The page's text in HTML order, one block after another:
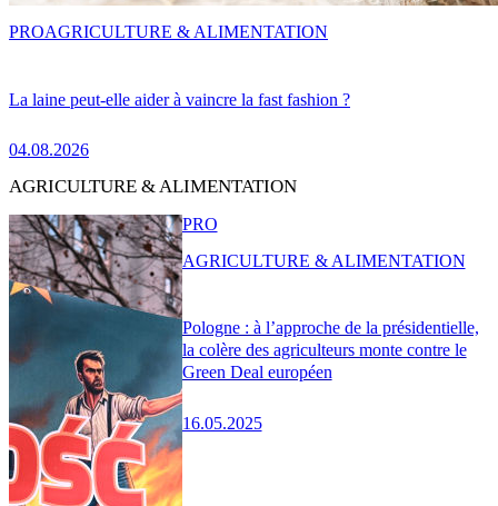
La laine peut-elle aider à vaincre la fast fashion ?
04.08.2026
PROAGRICULTURE & ALIMENTATION
AGRICULTURE & ALIMENTATION
Pologne : à l’approche de la présidentielle,
la colère des agriculteurs monte contre le
Green Deal européen
16.05.2025
PRO
AGRICULTURE & ALIMENTATION